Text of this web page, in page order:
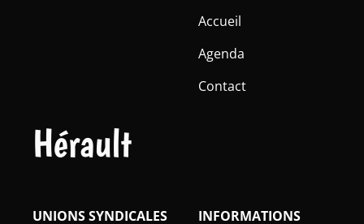
Hérault
Accueil
Agenda
Contact
INFORMATIONS
UNIONS SYNDICALES